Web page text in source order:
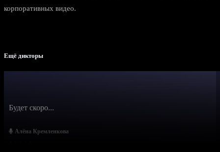
корпоративных видео.
Ещё дикторы
Алёна Кремленкова
Будет скоро...